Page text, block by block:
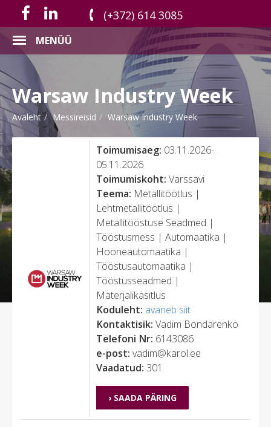
(+372) 614 3085
MENÜÜ
Warsaw Industry Week
Avaleht Messireisid Warsaw Industry Week
Toimumisaeg: 03.11.2026-
05.11.2026
Toimumiskoht:Varssavi
Teema: Metallitöötlus |
Lehtmetallitöötlus |
Metallitööstuse Seadmed |
Tööstusmess | Automaatika |
Hooneautomaatika |
Tööstusautomaatika |
Tööstusseadmed |
Materjalikäsitlus
Koduleht: avaneb siit
Kontaktisik:Vadim Bondarenko
Telefoni Nr: 6143086
e-post:vadim@karol.ee
Vaadatud: 301
› SAADA PÄRING